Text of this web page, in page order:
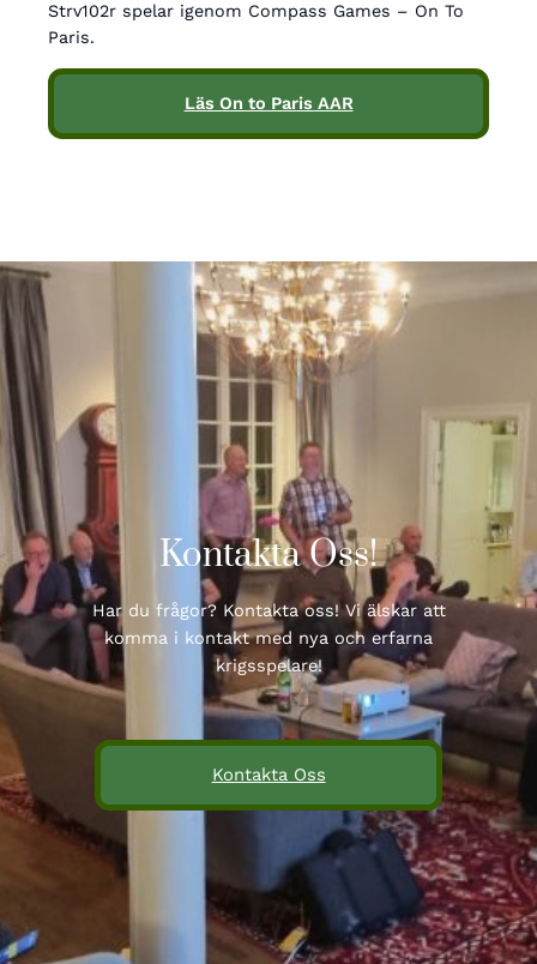
Strv102r spelar igenom Compass Games – On To
Paris.
Läs On to Paris AAR
Kontakta Oss!
Har du frågor? Kontakta oss! Vi älskar att
komma i kontakt med nya och erfarna
krigsspelare!
Kontakta Oss